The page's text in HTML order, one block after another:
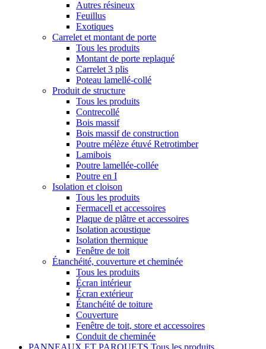
Autres résineux
Feuillus
Exotiques
Carrelet et montant de porte
Tous les produits
Montant de porte replaqué
Carrelet 3 plis
Poteau lamellé-collé
Produit de structure
Tous les produits
Contrecollé
Bois massif
Bois massif de construction
Poutre mélèze étuvé Retrotimber
Lamibois
Poutre lamellée-collée
Poutre en I
Isolation et cloison
Tous les produits
Fermacell et accessoires
Plaque de plâtre et accessoires
Isolation acoustique
Isolation thermique
Fenêtre de toit
Étanchéité, couverture et cheminée
Tous les produits
Écran intérieur
Écran extérieur
Étanchéité de toiture
Couverture
Fenêtre de toit, store et accessoires
Conduit de cheminée
PANNEAUX ET PARQUETS Tous les produits